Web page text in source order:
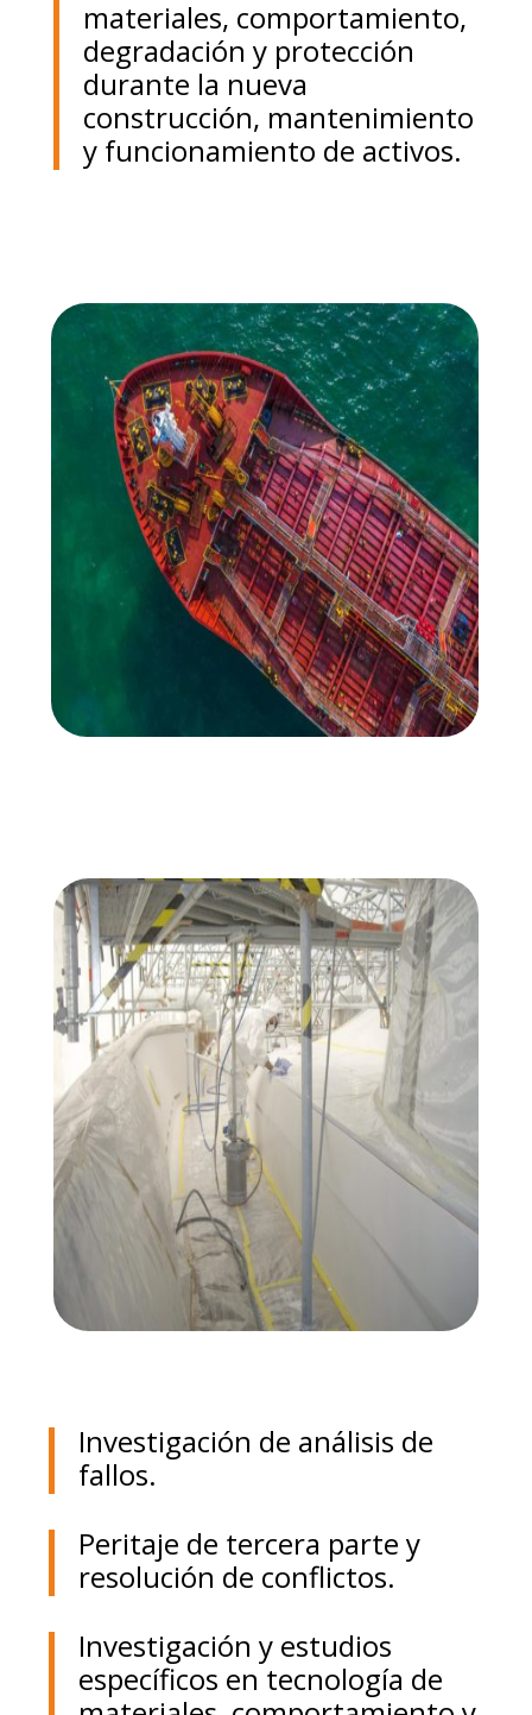
materiales, comportamiento,
degradación y protección
durante la nueva
construcción, mantenimiento
y funcionamiento de activos.
Investigación de análisis de
fallos.
Peritaje de tercera parte y
resolución de conflictos.
Investigación y estudios
específicos en tecnología de